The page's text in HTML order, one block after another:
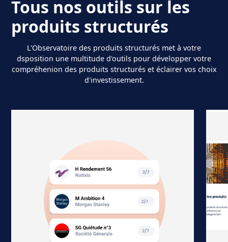
Tous nos outils sur les
produits structurés
L'Observatoire des produits structurés met à votre
dsposition une multitude d'outils pour développer votre
compréhenion des produits structurés et éclairer vos choix
d'investissement.